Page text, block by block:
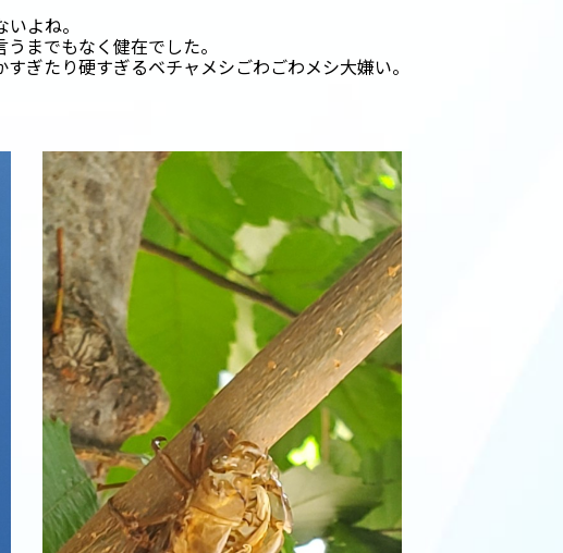
よね。
までもなく健在でした。
ぎたり硬すぎるベチャメシごわごわメシ大嫌い。